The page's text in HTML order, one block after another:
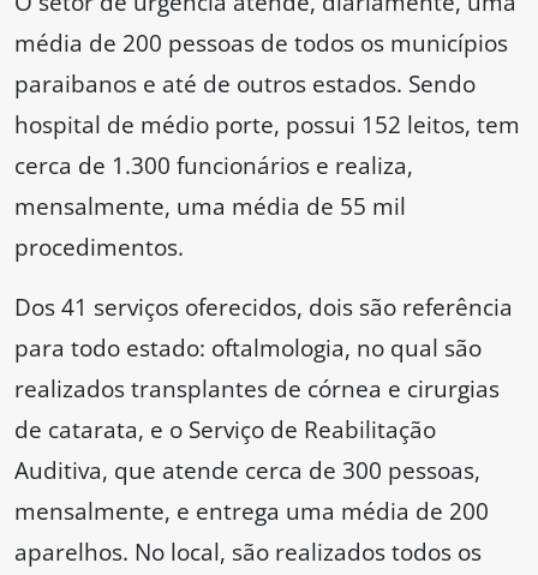
média de 200 pessoas de todos os municípios
paraibanos e até de outros estados. Sendo
hospital de médio porte, possui 152 leitos, tem
cerca de 1.300 funcionários e realiza,
mensalmente, uma média de 55 mil
procedimentos.
Dos 41 serviços oferecidos, dois são referência
para todo estado: oftalmologia, no qual são
realizados transplantes de córnea e cirurgias
de catarata, e o Serviço de Reabilitação
Auditiva, que atende cerca de 300 pessoas,
mensalmente, e entrega uma média de 200
aparelhos. No local, são realizados todos os